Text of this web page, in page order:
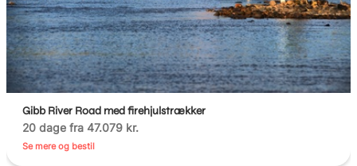
Gibb River Road med firehjulstrækker
20 dage fra 47.079 kr.
Se mere og bestil